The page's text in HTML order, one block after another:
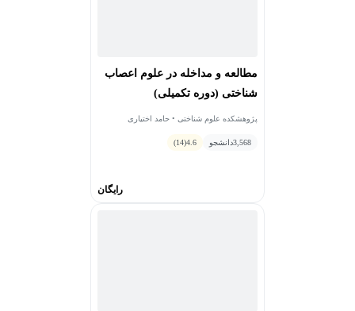
مطالعه و مداخله در علوم اعصاب
شناختی (دوره تکمیلی)
پژوهشکده علوم شناختی • حامد اختیاری
3,568دانشجو 4.6
(14)
رایگان